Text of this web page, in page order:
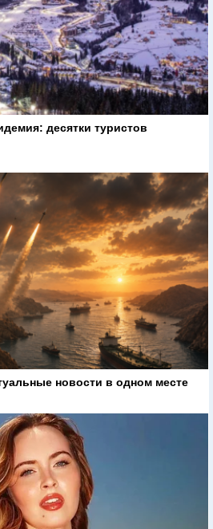
десятки туристов
новости в одном месте